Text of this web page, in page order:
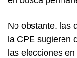
No obstante, las
la CPE sugieren
las elecciones